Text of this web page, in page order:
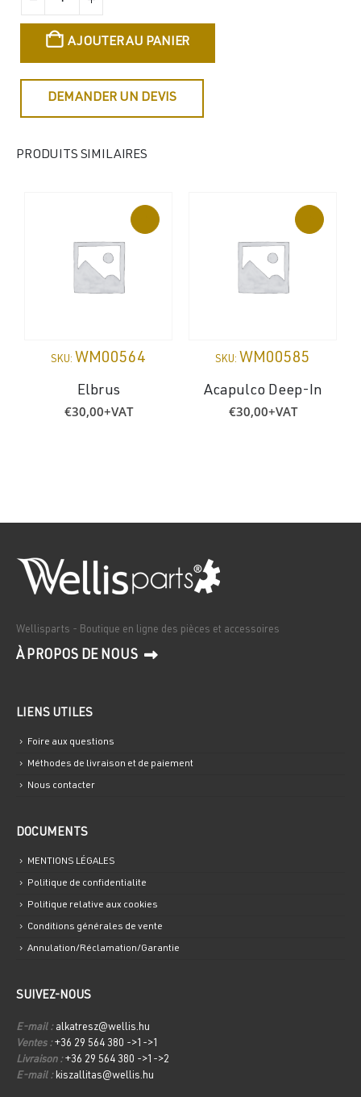
AJOUTER AU PANIER
DEMANDER UN DEVIS
PRODUITS SIMILAIRES
SKU: WM00564
Elbrus
€30,00+VAT
SKU: WM00585
Acapulco Deep-In
€30,00+VAT
Wellisparts - Boutique en ligne des pièces et accessoires
À PROPOS DE NOUS
LIENS UTILES
Foire aux questions
Méthodes de livraison et de paiement
Nous contacter
DOCUMENTS
MENTIONS LÉGALES
Politique de confidentialite
Politique relative aux cookies
Conditions générales de vente
Annulation/Réclamation/Garantie
SUIVEZ-NOUS
E-mail : alkatresz@wellis.hu
Ventes : +36 29 564 380 ->1->1
Livraison : +36 29 564 380 ->1->2
E-mail : kiszallitas@wellis.hu